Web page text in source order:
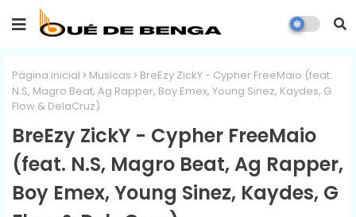
Página inicial Musicas
BreEzy ZickY - Cypher FreeMaio (feat.
N.S, Magro Beat, Ag Rapper, Boy Emex, Young Sinez, Kaydes, G
Flow & DelaCruz)
BreEzy ZickY - Cypher FreeMaio
(feat. N.S, Magro Beat, Ag Rapper,
Boy Emex, Young Sinez, Kaydes, G